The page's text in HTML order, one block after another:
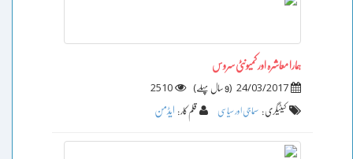
ہمارا معاشرہ اور کمیونٹی سروس
24/03/2017
(9 سال پہلے )
2510
کیٹیگری : سماجی اور سیاسی قلم کار : ایڈمن